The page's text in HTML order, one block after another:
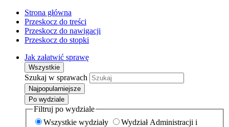
Strona główna
Przeskocz do treści
Przeskocz do nawigacji
Przeskocz do stopki
Jak załatwić sprawę
Wszystkie
Szukaj w sprawach
Najpopularniejsze
Po wydziale
Filtruj po wydziale
Wszystkie wydziały
Wydział Administracji i